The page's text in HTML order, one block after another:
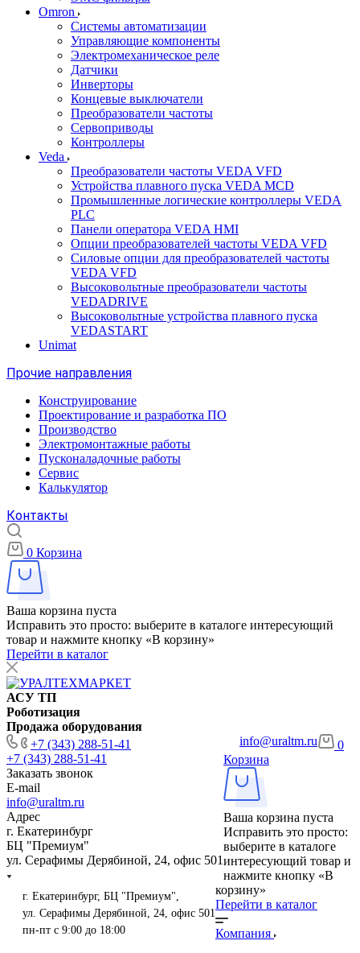
Omron
Системы автоматизации
Управляющие компоненты
Электромеханическое реле
Датчики
Инверторы
Концевые выключатели
Преобразователи частоты
Сервоприводы
Контроллеры
Veda
Преобразователи частоты VEDA VFD
Устройства плавного пуска VEDA MCD
Промышленные логические контроллеры VEDA
PLC
Панели оператора VEDA HMI
Опции преобразователей частоты VEDA VFD
Силовые опции для преобразователей частоты
VEDA VFD
Высоковольтные преобразователи частоты
VEDADRIVE
Высоковольтные устройства плавного пуска
VEDASTART
Unimat
Прочие направления
Конструирование
Проектирование и разработка ПО
Производство
Электромонтажные работы
Пусконаладочные работы
Сервис
Калькулятор
Контакты
0 Корзина
Ваша корзина пуста
Исправить это просто: выберите в каталоге интересующий
товар и нажмите кнопку «В корзину»
Перейти в каталог
АСУ ТП
Роботизация
Продажа оборудования
+7 (343) 288-51-41
+7 (343) 288-51-41
Заказать звонок
E-mail
info@uraltm.ru
Адрес
г. Екатеринбург
БЦ "Премиум"
ул. Серафимы Дерябиной, 24, офис 501
info@uraltm.ru
г. Екатеринбург, БЦ "Премиум",
ул. Серафимы Дерябиной, 24, офис 501
пн-пт с 9:00 до 18:00
0
Корзина
Ваша корзина пуста
Исправить это просто:
выберите в каталоге
интересующий товар и
нажмите кнопку «В
корзину»
Перейти в каталог
Компания